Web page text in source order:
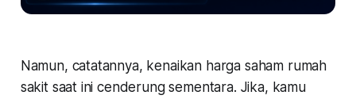
Namun, catatannya, kenaikan harga saham rumah
sakit saat ini cenderung sementara. Jika, kamu